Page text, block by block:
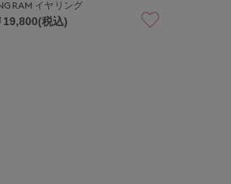
イヤリング
19,800(税込)